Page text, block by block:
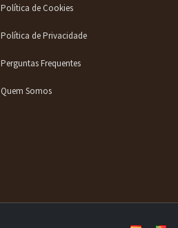
Política de Cookies
Política de Privacidade
Perguntas Frequentes
Quem Somos